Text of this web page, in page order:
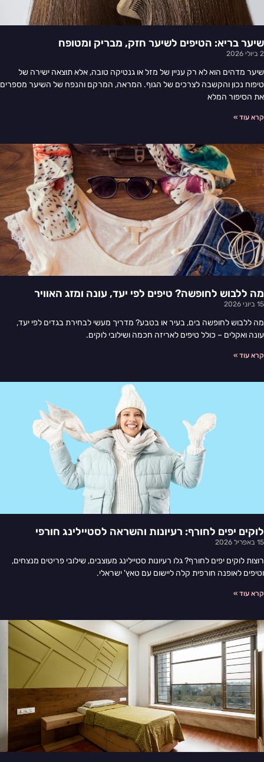
שיער בריא: הטיפים לשיער חזק, מבריק ומטופח
2 ביולי 2026
שיער מדהים הוא לא רק עניין של מזל או גנטיקה טובה, אלא תוצאה ישירה של
טיפוח נכון והקשבה לצרכים של הגוף. המראה, המרקם והנפח של השיער מספרים
את הסיפור המלא
קרא עוד »
מה ללבוש לחופשה? טיפים לפי יעד, עונה ומזג האוויר
15 ביוני 2026
מה ללבוש לחופשה בים, בעיר או בטבע? מדריך מעשי לבחירת בגדים לפי יעד,
עונה ואקלים – כולל טיפים לאריזה חכמה ושילובי לוקים.
קרא עוד »
לוקים יפים לחורף: רעיונות והשראה לסטיילינג חורפי
15 באפריל 2026
רוצות לוקים יפים לחורף? גלו רעיונות סטיילינג מעוצבים, שילובי פריטים מנצחים,
וטיפים לאופנה חורפית קלה ליישום עם טאץ' ישראלי.
קרא עוד »